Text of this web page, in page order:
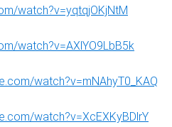
watch?v=yqtqjOKjNtM
watch?v=AXlYO9LbB5k
watch?v=mNAhyT0_KAQ
watch?v=XcEXKyBDlrY